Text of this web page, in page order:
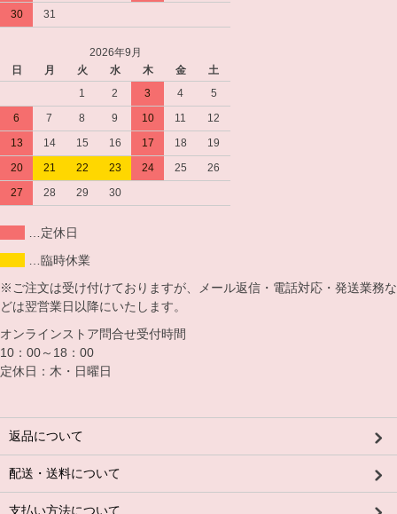
30
31
2026年9月
日
月 火 水 木 金
土
1
2 3 4
5
6
7 8 9 10 11
12
13
14 15 16 17 18
19
20
21 22 23 24 25
26
27
28 29 30
…定休日
…臨時休業
※ご注文は受け付けておりますが、メール返信・電話対応・発送業務な
どは翌営業日以降にいたします。
オンラインストア問合せ受付時間
10：00～18：00
定休日：木・日曜日
返品について
配送・送料について
支払い方法について